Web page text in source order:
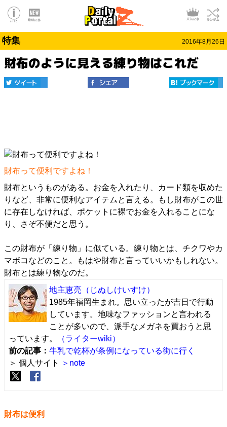
特集 2016年8月26日
財布のように見える練り物はこれだ
財布って便利ですよね！
財布というものがある。お金を入れたり、カード類を収めた
りなど、非常に便利なアイテムと言える。もし財布がこの世
に存在しなければ、ポケットに裸でお金を入れることにな
り、さぞ不便だと思う。
この財布が「練り物」に似ている。練り物とは、チクワやカ
マボコなどのこと。もはや財布と言っていいかもしれない。
財布とは練り物なのだ。
地主恵亮 （じぬしけいすけ）
1985年福岡生まれ。思い立ったが吉日で行動
しています。地味なファッションと言われる
ことが多いので、派手なメガネを買おうと思
っています。
（ライターwiki）
前の記事： 牛乳で乾杯が条例になっている街に行く
＞ 個人サイト
＞note
財布は便利